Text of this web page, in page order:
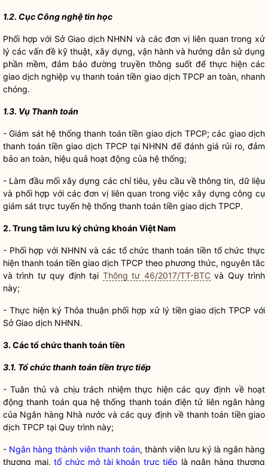
1.2. Cục Công nghệ tin học
Phối hợp với Sở Giao dịch NHNN và các đơn vị liên quan trong xử
lý các vấn đề kỹ thuật, xây dựng, vận hành và hướng dẫn sử dụng
phần mềm, đảm bảo đường truyền thông suốt để thực hiện các
giao dịch nghiệp vụ thanh toán tiền giao dịch TPCP an toàn, nhanh
chóng.
1.3. Vụ Thanh toán
- Giám sát hệ thống thanh toán tiền giao dịch TPCP; các giao dịch
thanh toán tiền giao dịch TPCP tại NHNN để đánh giá rủi ro, đảm
bảo an toàn, hiệu quả hoạt động của hệ thống;
- Làm đầu mối xây dựng các chỉ tiêu, yêu cầu về thông tin, dữ liệu
và phối hợp với các đơn vị liên quan trong việc xây dựng công cụ
giám sát trực tuyến hệ thống thanh toán tiền giao dịch TPCP.
2. Trung tâm lưu ký chứng khoán Việt Nam
- Phối hợp với NHNN và các tổ chức thanh toán tiền tổ chức thực
hiện thanh toán tiền giao dịch TPCP theo phương thức, nguyên tắc
và trình tự quy định tại Thông tư 46/2017/TT-BTCvà Quy trình
này;
- Thực hiện ký Thỏa thuận phối hợp xử lý tiền giao dịch TPCP với
Sở Giao dịch NHNN.
3. Các tổ chức thanh toán tiền
3.1. Tổ chức thanh toán tiền trực tiếp
- Tuân thủ và chịu trách nhiệm thực hiện các quy định về hoạt
động thanh toán qua hệ thống thanh toán điện tử liên ngân hàng
của Ngân hàng Nhà nước và các quy định về thanh toán tiền giao
dịch TPCP tại Quy trình này;
- Ngân hàng thành viên thanh toán, thành viên lưu ký là ngân hàng
thương mại, tổ chức mở tài khoản trực tiếp là ngân hàng thương